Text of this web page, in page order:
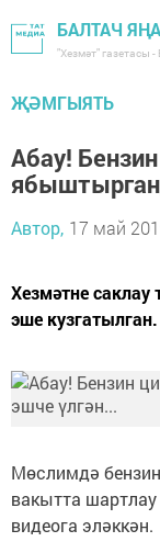
БАЛТАЧ
"Хезмәт" газетасы
ҖӘМГЫЯТЬ
Абау!
Автор, 17 май
Хезмәтне саклау
эше кузгатылган.
Мөслимдә
вакытта
видеога эләккән.